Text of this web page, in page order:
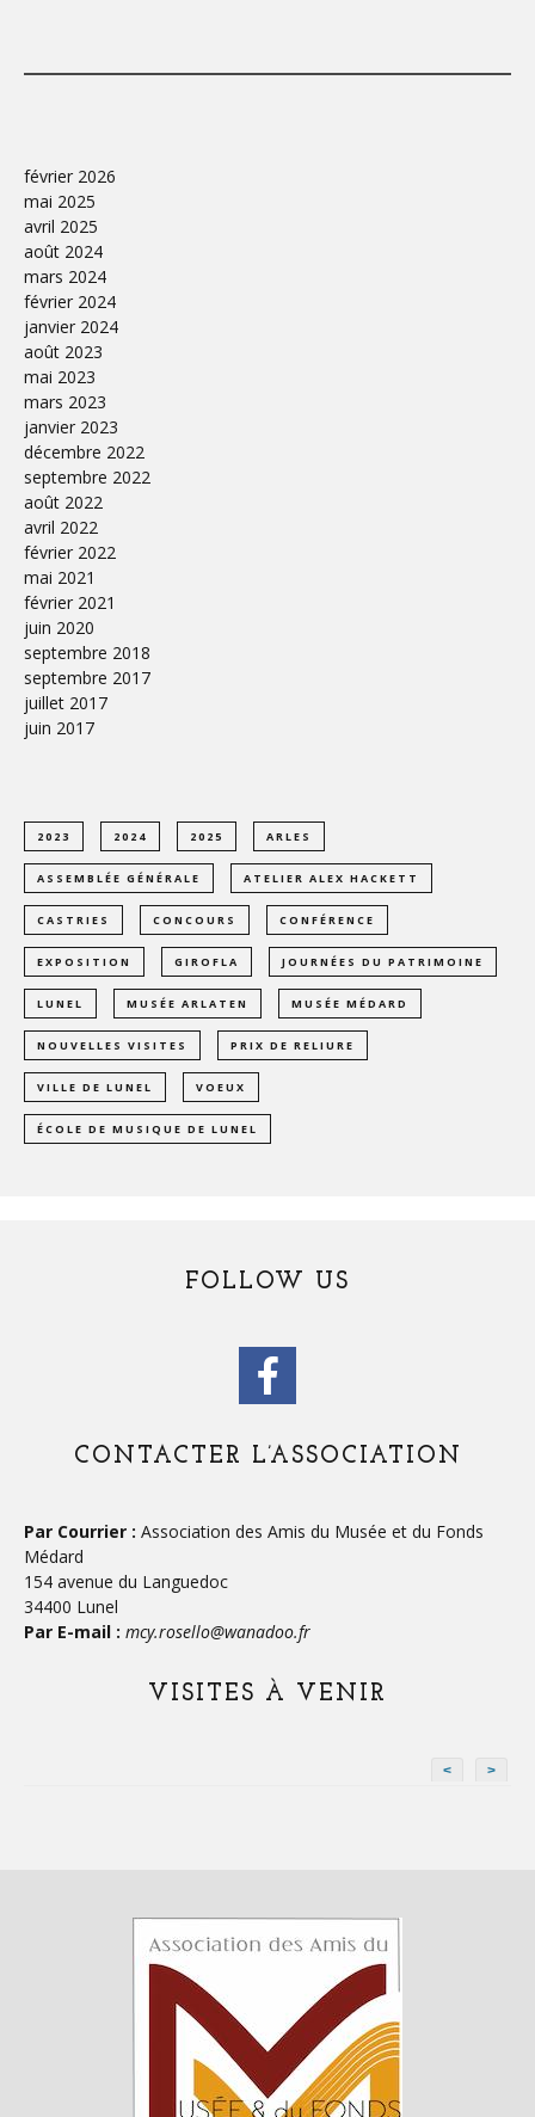
février 2026
mai 2025
avril 2025
août 2024
mars 2024
février 2024
janvier 2024
août 2023
mai 2023
mars 2023
janvier 2023
décembre 2022
septembre 2022
août 2022
avril 2022
février 2022
mai 2021
février 2021
juin 2020
septembre 2018
septembre 2017
juillet 2017
juin 2017
2023 2024 2025 ARLES
ASSEMBLÉE GÉNÉRALE ATELIER ALEX HACKETT
CASTRIES CONCOURS CONFÉRENCE
EXPOSITION GIROFLA JOURNÉES DU PATRIMOINE
LUNEL MUSÉE ARLATEN MUSÉE MÉDARD
NOUVELLES VISITES PRIX DE RELIURE
VILLE DE LUNEL VOEUX
ÉCOLE DE MUSIQUE DE LUNEL
FOLLOW US
CONTACTER L’ASSOCIATION
Par Courrier : Association des Amis du Musée et du Fonds
Médard
154 avenue du Languedoc
34400 Lunel
Par E-mail : mcy.rosello@wanadoo.fr
VISITES À VENIR
< >